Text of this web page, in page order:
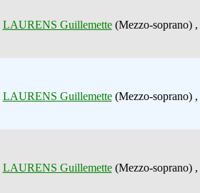
LAURENS Guillemette(Mezzo-soprano) ,
LAURENS Guillemette(Mezzo-soprano) ,
LAURENS Guillemette(Mezzo-soprano) ,